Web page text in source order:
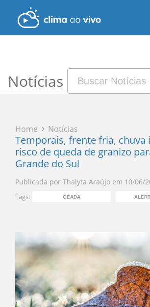
Notícias
Home Notícias
Temporais, frente fria, chuva
risco de queda de granizo
Grande do Sul
Publicada por Thalyta Araújo em 10/06/
Tags: GEADA